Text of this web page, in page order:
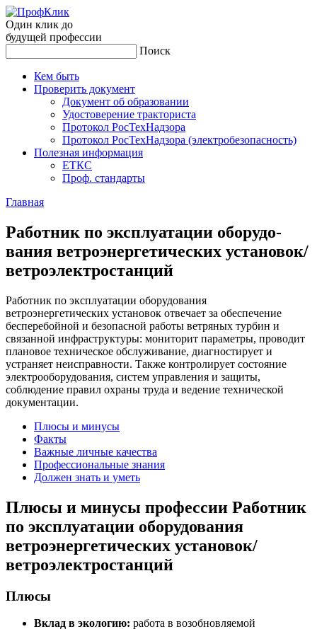
Один клик до
будущей профессии
Поиск
Кем быть
Проверить документ
Документ об образовании
Удостоверение тракториста
Протокол РосТехНадзора
Протокол РосТехНадзора (электробезопасность)
Полезная информация
ЕТКС
Проф. стандарты
Главная
Ра­бот­ник по экс­плу­ата­ции обо­рудо­
вания вет­ро­энер­ге­тичес­ких ус­та­новок/
вет­ро­элек­трос­танций
Работник по эксплуатации оборудования
ветроэнергетических установок отвечает за обеспечение
бесперебойной и безопасной работы ветряных турбин и
связанной инфраструктуры: мониторит параметры, проводит
плановое техническое обслуживание, диагностирует и
устраняет неисправности. Также контролирует состояние
электрооборудования, систем управления и защиты,
соблюдение правил охраны труда и ведение технической
документации.
Плюсы и минусы
Факты
Важные личные качества
Профессиональные знания
Должен знать и уметь
Плюсы и минусы профессии Работник
по эксплуатации оборудования
ветроэнергетических установок/
ветроэлектростанций
Плюсы
Вклад в экологию: работа в возобновляемой